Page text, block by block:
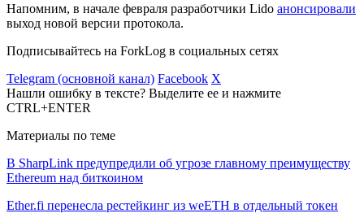
Напомним, в начале февраля разработчики Lido анонсировали
выход новой версии протокола.
Подписывайтесь на ForkLog в социальных сетях
Telegram (основной канал) Facebook X
Нашли ошибку в тексте? Выделите ее и нажмите
CTRL+ENTER
Материалы по теме
В SharpLink предупредили об угрозе главному преимуществу
Ethereum над биткоином
Ether.fi перенесла рестейкинг из weETH в отдельный токен